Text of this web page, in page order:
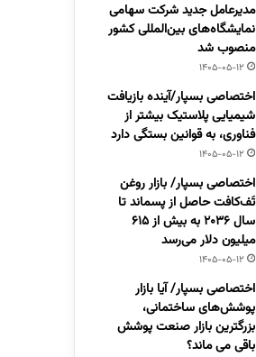
مدیرعامل جدید شرکت سهامی
نمایشگاه‌های بین‌المللی کشور
منصوب شد
1405-05-12
اختصاصی بسپار/آینده بازیافت
شیمیایی پلاستیک بیشتر از
فناوری، به قوانین بستگی دارد
1405-05-12
اختصاصی بسپار/ بازار روغن
تَف‌کافت حاصل از پسماند تا
سال ۲۰۳۶ به بیش از ۶۱۵
میلیون دلار می‌رسد
1405-05-12
اختصاصی بسپار/ آیا بازار
پوشش‌های ساختمانی،
بزرگترین بازار صنعت پوشش
باقی می ماند؟